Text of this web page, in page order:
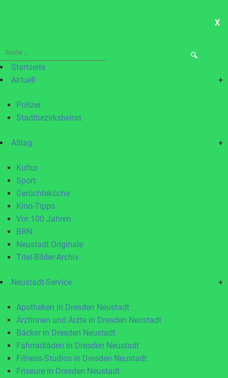
X
Suche
nach:Startseite
Aktuell
+
Polizei
Stadtbezirksbeirat
Alltag +
Kultur
Sport
Gerüchteküche
Kino-Tipps
Vor 100 Jahren
BRN
Neustadt Originale
Titel-Bilder-Archiv
Neustadt-Service +
Apotheken in Dresden Neustadt
Ärztinnen und Ärzte in Dresden Neustadt
Bäcker in Dresden Neustadt
Fahrradläden in Dresden Neustadt
Fitness-Studios in Dresden Neustadt
Friseure in Dresden Neustadt